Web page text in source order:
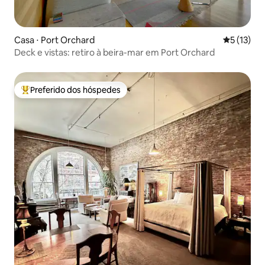
Casa ⋅ Port Orchard 5 de uma
5 (13)
Deck e vistas: retiro à beira-mar em Port Orchard
Entre os melhores preferidos dos hóspedes
Preferido dos hóspedes